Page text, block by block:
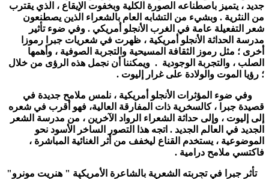
جديد ، يتميز باصطناعه الصورة الكلية وبخفوت الإيقاع ، الذي يقترب
من النثرية . وبشيء من التشابه العام بالشعراء الذين يصطنعون
شعر التفعيلة عامة في الغرب الأنجلو أمريكي . وفي ضوء تأثير
مدرسة الحداثة الأنجلو أمريكية ، ظهرت في شعريات جبرا رموزا
أخرى ؛ مثل رموز الثقافة المسيحية والتجربة الصوفية ، وأهمها
الصلب ، والتجربة الوجودية . ويمكننا أن نجمل هذه الرؤى من خلال
؛ رؤيا الموت والولادة على غرار إليوت .
وفي ضوء المؤثرات الأنجلو أمريكية ، نلمس ملامح جديدة في
قصيدة جبرا ، كالسخرية ذات المفارقة العالية، فهو أقرب في شعره
إلى إليوت ، وإلى حداثة الشعراء الرواد الآخرين ، من مدرسة الشعر
الجديد في العالم الجديد . اتجه هذا التصور الساخر الأسود نحو
الموضوعية ، يستخدم القناع ليخفف من أثر الغنائية المباشرة ،
فاكتسي ملامح درامية .
تأثر جبرا في تجربته الشعرية بالشاعرة الأمريكية " هنريت مونرو"